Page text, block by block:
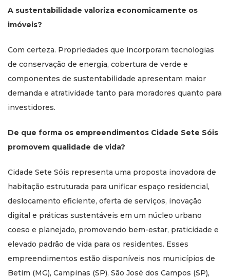
A sustentabilidade valoriza economicamente os
imóveis?
Com certeza. Propriedades que incorporam tecnologias
de conservação de energia, cobertura de verde e
componentes de sustentabilidade apresentam maior
demanda e atratividade tanto para moradores quanto para
investidores.
De que forma os empreendimentos Cidade Sete Sóis
promovem qualidade de vida?
Cidade Sete Sóis representa uma proposta inovadora de
habitação estruturada para unificar espaço residencial,
deslocamento eficiente, oferta de serviços, inovação
digital e práticas sustentáveis em um núcleo urbano
coeso e planejado, promovendo bem-estar, praticidade e
elevado padrão de vida para os residentes. Esses
empreendimentos estão disponíveis nos municípios de
Betim (MG), Campinas (SP), São José dos Campos (SP),